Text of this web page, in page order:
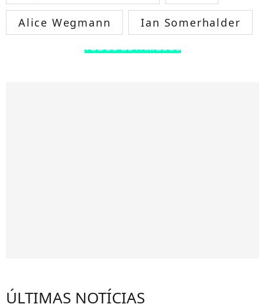
Alice Wegmann Ian Somerhalder
TODOS OS FAMOSOS
ÚLTIMAS NOTÍCIAS